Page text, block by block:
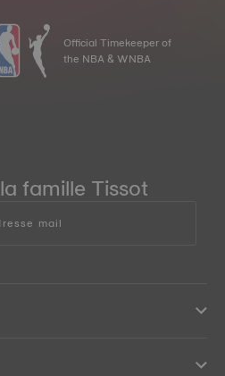
Official Timekeeper of
the NBA & WNBA
famille Tissot
mail